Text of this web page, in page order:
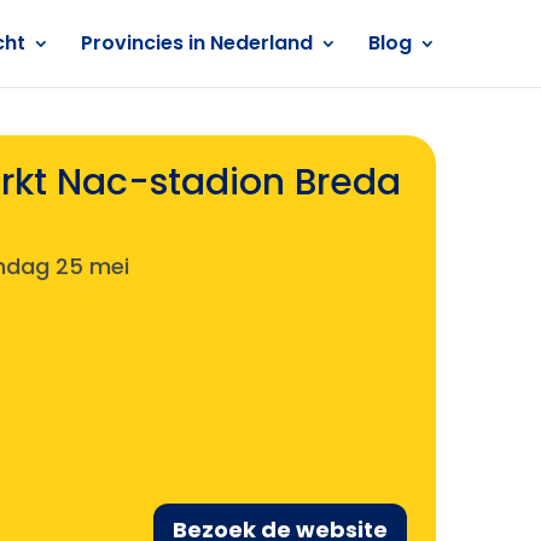
Provincies in Nederland Blog
Nac-stadion Breda
25 mei
Bezoek de website